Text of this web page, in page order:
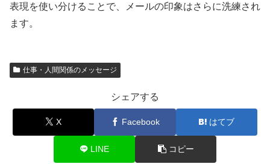
表現を使い分けることで、メールの印象はさらに洗練され
ます。
仕事・人間関係のメッセージ
シェアする
X Facebook はてブ
LINE コピー